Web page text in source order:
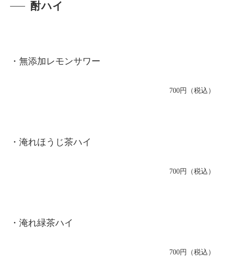
酎ハイ
・無添加レモンサワー
700円（税込）
・淹れほうじ茶ハイ
700円（税込）
・淹れ緑茶ハイ
700円（税込）